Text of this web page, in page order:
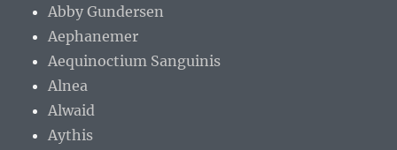
Abby Gundersen
Aephanemer
Aequinoctium Sanguinis
Alnea
Alwaid
Aythis